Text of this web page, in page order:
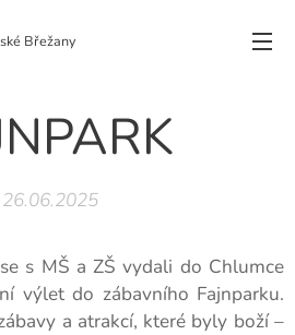
Břežany
26.06.2025
s MŠ a ZŠ vydali do Chlumce
výlet do zábavního Fajnparku.
a atrakcí, které byly boží –